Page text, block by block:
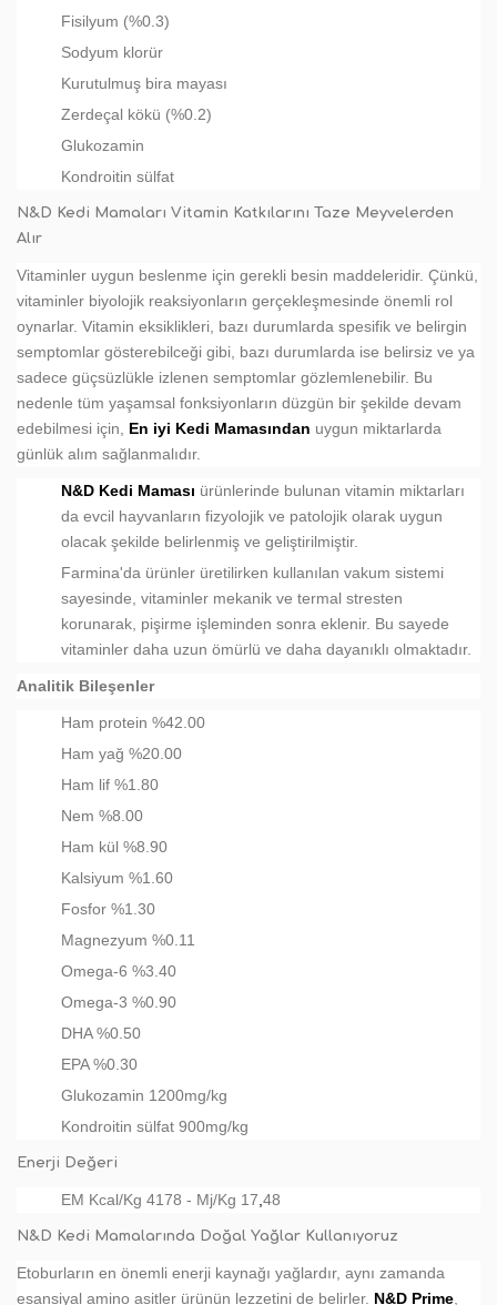
Fisilyum (%0.3)
Sodyum klorür
Kurutulmuş bira mayası
Zerdeçal kökü (%0.2)
Glukozamin
Kondroitin sülfat
N&D Kedi Mamaları Vitamin Katkılarını Taze Meyvelerden
Alır
Vitaminler uygun beslenme için gerekli besin maddeleridir. Çünkü,
vitaminler biyolojik reaksiyonların gerçekleşmesinde önemli rol
oynarlar. Vitamin eksiklikleri, bazı durumlarda spesifik ve belirgin
semptomlar gösterebilceği gibi, bazı durumlarda ise belirsiz ve ya
sadece güçsüzlükle izlenen semptomlar gözlemlenebilir. Bu
nedenle tüm yaşamsal fonksiyonların düzgün bir şekilde devam
edebilmesi için, En iyi Kedi Mamasından uygun miktarlarda
günlük alım sağlanmalıdır.
N&D Kedi Maması ürünlerinde bulunan vitamin miktarları
da evcil hayvanların fizyolojik ve patolojik olarak uygun
olacak şekilde belirlenmiş ve geliştirilmiştir.
Farmina'da ürünler üretilirken kullanılan vakum sistemi
sayesinde, vitaminler mekanik ve termal stresten
korunarak, pişirme işleminden sonra eklenir. Bu sayede
vitaminler daha uzun ömürlü ve daha dayanıklı olmaktadır.
Analitik Bileşenler
Ham protein %42.00
Ham yağ %20.00
Ham lif %1.80
Nem %8.00
Ham kül %8.90
Kalsiyum %1.60
Fosfor %1.30
Magnezyum %0.11
Omega-6 %3.40
Omega-3 %0.90
DHA %0.50
EPA %0.30
Glukozamin 1200mg/kg
Kondroitin sülfat 900mg/kg
Enerji Değeri
EM Kcal/Kg 4178 - Mj/Kg 17 48
N&D Kedi Mamalarında Doğal Yağlar Kullanıyoruz
Etoburların en önemli enerji kaynağı yağlardır, aynı zamanda
esansiyal amino asitler ürünün lezzetini de belirler. N&D Prime